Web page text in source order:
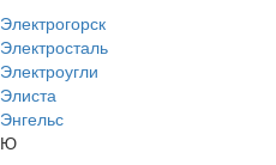
Электрогорск
Электросталь
Электроугли
Элиста
Энгельс
Ю